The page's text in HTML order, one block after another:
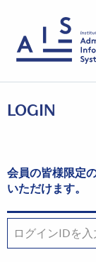
LOGIN
会員の皆様限定
いただけます。